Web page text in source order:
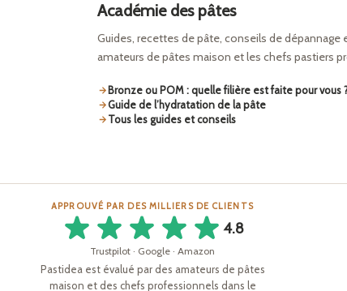
Académie des pâtes
Guides, recettes de pâte, conseils de
amateurs de pâtes maison et les chefs pastiers
Bronze ou POM : quelle filière est faite pour vous
Guide de l’hydratation de la pâte
Tous les guides et conseils
APPROUVÉ PAR DES MILLIERS DE CLIENTS
4.8
Trustpilot · Google · Amazon
Pastidea est évalué par des amateurs de pâtes
maison et des chefs professionnels dans le